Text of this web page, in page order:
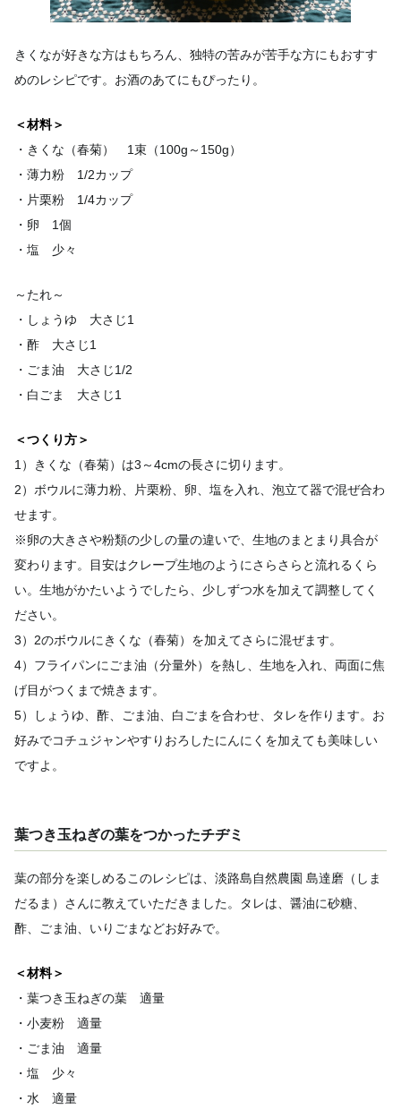
きくなが好きな方はもちろん、独特の苦みが苦手な方にもおすす
めのレシピです。お酒のあてにもぴったり。
＜材料＞
・きくな（春菊） 1束（100g～150g）
・薄力粉 1/2カップ
・片栗粉 1/4カップ
・卵 1個
・塩 少々
～たれ～
・しょうゆ 大さじ1
・酢 大さじ1
・ごま油 大さじ1/2
・白ごま 大さじ1
＜つくり方＞
1）きくな（春菊）は3～4cmの長さに切ります。
2）ボウルに薄力粉、片栗粉、卵、塩を入れ、泡立て器で混ぜ合わ
せます。
※卵の大きさや粉類の少しの量の違いで、生地のまとまり具合が
変わります。目安はクレープ生地のようにさらさらと流れるくら
い。生地がかたいようでしたら、少しずつ水を加えて調整してく
ださい。
3）2のボウルにきくな（春菊）を加えてさらに混ぜます。
4）フライパンにごま油（分量外）を熱し、生地を入れ、両面に焦
げ目がつくまで焼きます。
5）しょうゆ、酢、ごま油、白ごまを合わせ、タレを作ります。お
好みでコチュジャンやすりおろしたにんにくを加えても美味しい
ですよ。
葉つき玉ねぎの葉をつかったチヂミ
葉の部分を楽しめるこのレシピは、淡路島自然農園 島達磨（しま
だるま）さんに教えていただきました。タレは、醤油に砂糖、
酢、ごま油、いりごまなどお好みで。
＜材料＞
・葉つき玉ねぎの葉 適量
・小麦粉 適量
・ごま油 適量
・塩 少々
・水 適量